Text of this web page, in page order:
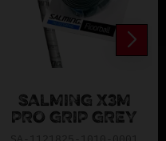
SALMING X3M
PRO GRIP GREY